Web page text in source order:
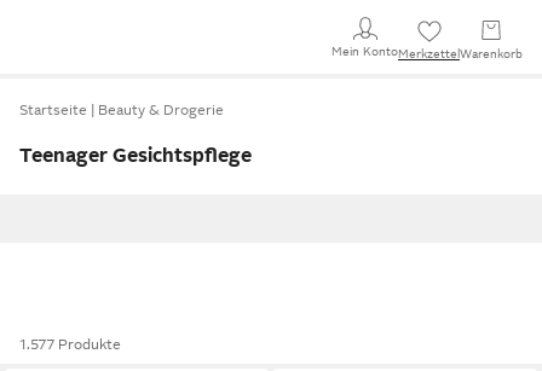
Mein KontoMerkzettel Warenkorb
Startseite Beauty & Drogerie
Teenager Gesichtspflege
1.577 Produkte